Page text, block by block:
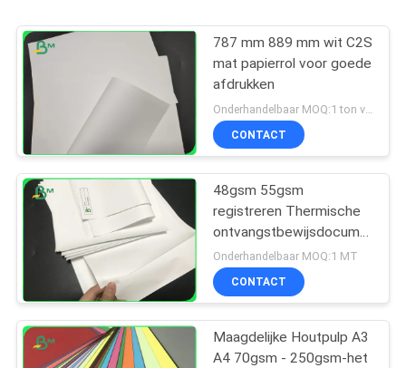
787 mm 889 mm wit C2S
mat papierrol voor goede
afdrukken
CONTACT
48gsm 55gsm
registreren Thermische
ontvangstbewijsdocument
Broodjes voor POS/ATM
Druk
Onderhandelbaar MOQ:1 MT
CONTACT
Maagdelijke Houtpulp A3
A4 70gsm - 250gsm-het